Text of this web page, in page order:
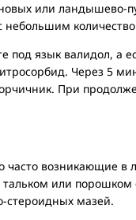
или ландышево-
небольшим
под язык валидол, а
Через 5
При
часто возникающие в
или
стероидных мазей.